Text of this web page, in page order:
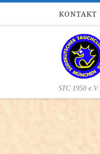
Zum Inhalt springen
KONTAKT
STC 1950